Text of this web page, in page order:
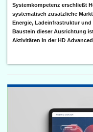
Systemkompetenz erschließt
systematisch zusätzliche
Energie, Ladeinfrastruktur
Baustein dieser Ausrichtung
Aktivitäten in der HD